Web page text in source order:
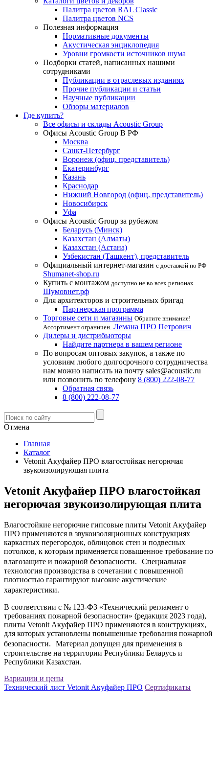
Палитра цветов RAL Сlassic
Палитра цветов NCS
Полезная информация
Нормативные документы
Акустическая энциклопедия
Уровни громкости источников шума
Подборки статей, написанных нашими
сотрудниками
Публикации в отраслевых изданиях
Прочие публикации и статьи
Научные публикации
Обзоры материалов
Где купить?
Все офисы и склады Acoustic Group
Офисы Acoustic Group В РФ
Москва
Санкт-Петербург
Воронеж (офиц. представитель)
Екатеринбург
Казань
Краснодар
Нижний Новгород (офиц. представитель)
Новосибирск
Уфа
Офисы Acoustic Group за рубежом
Беларусь (Минск)
Казахстан (Алматы)
Казахстан (Астана)
Узбекистан (Ташкент), представитель
Официальный интернет-магазин с доставкой по РФ
Shumanet-shop.ru
Купить с монтажом доступно не во всех регионах
Шумовнет.рф
Для архитекторов и строительных бригад
Партнерская программа
Торговые сети и магазины Обратите внимание!
Ассортимент ограничен. Лемана ПРО Петрович
Дилеры и дистрибьюторы
Найдите партнера в вашем регионе
По вопросам оптовых закупок, а также по
условиям любого долгосрочного сотрудничества
нам можно написать на почту sales@acoustic.ru
или позвонить по телефону 8 (800) 222-08-77
Обратная связь
8 (800) 222-08-77
Отмена
Главная
Каталог
Vetonit Акуфайер ПРО влагостойкая негорючая
звукоизолирующая плита
Vetonit Акуфайер ПРО влагостойкая
негорючая звукоизолирующая плита
Влагостойкие негорючие гипсовые плиты Vetonit Акуфайер
ПРО применяются в звукоизоляционных конструкциях
каркасных перегородок, облицовок стен и подвесных
потолков, к которым применяется повышенное требование по
влагозащите и пожарной безопасности. Специальная
технология производства в сочетании с повышенной
плотностью гарантируют высокие акустические
характеристики.
В соответствии с № 123-ФЗ «Технический регламент о
требованиях пожарной безопасности» (редакция 2023 года),
плиты Vetonit Акуфайер ПРО применяются в конструкциях,
для которых установлены повышенные требования пожарной
безопасности. Материал допущен для применения в
строительстве на территории Республики Беларусь и
Республики Казахстан.
Вариации и цены
Технический лист Vetonit Акуфайер ПРО Сертификаты